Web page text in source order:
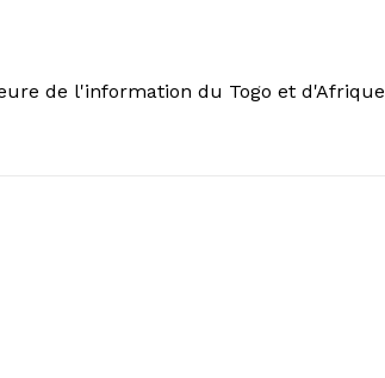
de l'information du Togo et d'Afrique